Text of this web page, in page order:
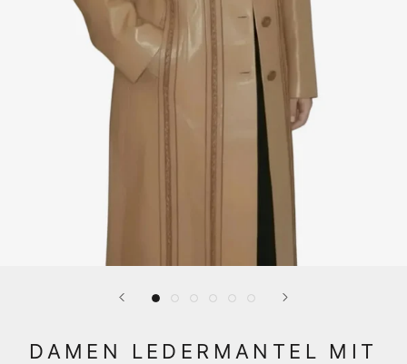
DAMEN LEDERMANTEL MIT